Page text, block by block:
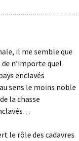
il me semble que
de n’importe quel
enclavés
sens le moins noble
la chasse
le rôle des cadavres